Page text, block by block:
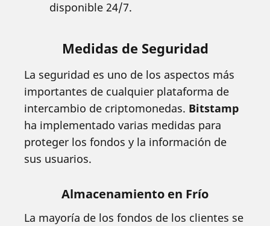
disponible 24/7.
Medidas de Seguridad
La seguridad es uno de los aspectos más
importantes de cualquier plataforma de
intercambio de criptomonedas. Bitstamp
ha implementado varias medidas para
proteger los fondos y la información de
sus usuarios.
Almacenamiento en Frío
La mayoría de los fondos de los clientes se